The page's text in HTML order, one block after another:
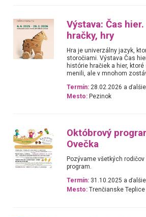
Výstava: Čas
hračky, hry
Hra je univerzálny jazyk,
storočiami. Výstava Čas
histórie hračiek a hier,
menili, ale v mnohom
Termín: 28.02.2026 a ďalšie
Mesto: Pezinok
Októbrový
Ovečka
Pozývame všetkých
program.
Termín: 31.10.2025 a ďalšie
Mesto: Trenčianske Teplice